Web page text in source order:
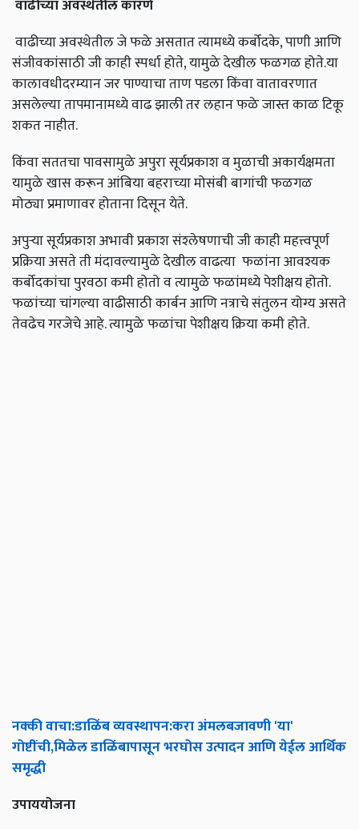
वाढीच्याअवस्थेतीलकारणे
वाढीच्या अवस्थेतील जे फळे असतात त्यामध्ये कर्बोदके, पाणी आणि
संजीवकांसाठी जी काही स्पर्धा होते, यामुळे देखील फळगळ होते.या
कालावधीदरम्यान जर पाण्याचा ताण पडला किंवा वातावरणात
असलेल्या तापमानामध्ये वाढ झाली तर लहान फळे जास्त काळ टिकू
शकत नाहीत.
किंवा सततचा पावसामुळे अपुरा सूर्यप्रकाश व मुळाची अकार्यक्षमता
यामुळे खास करून आंबिया बहराच्या मोसंबी बागांची फळगळ
मोठ्या प्रमाणावर होताना दिसून येते.
अपुऱ्या सूर्यप्रकाश अभावी प्रकाश संश्‍लेषणाची जी काही महत्त्वपूर्ण
प्रक्रिया असते ती मंदावल्यामुळे देखील वाढत्या फळांना आवश्यक
कर्बोदकांचा पुरवठा कमी होतो व त्यामुळे फळांमध्ये पेशीक्षय होतो.
फळांच्या चांगल्या वाढीसाठी कार्बन आणि नत्राचे संतुलन योग्य असते
तेवढेच गरजेचे आहे. त्यामुळे फळांचा पेशीक्षय क्रिया कमी होते.
नक्कीवाचा:डाळिंबव्यवस्थापन:कराअंमलबजावणी'या'
गोष्टींची,मिळेलडाळिंबापासूनभरघोसउत्पादनआणियेईलआर्थिक
समृद्धी
उपाययोजना